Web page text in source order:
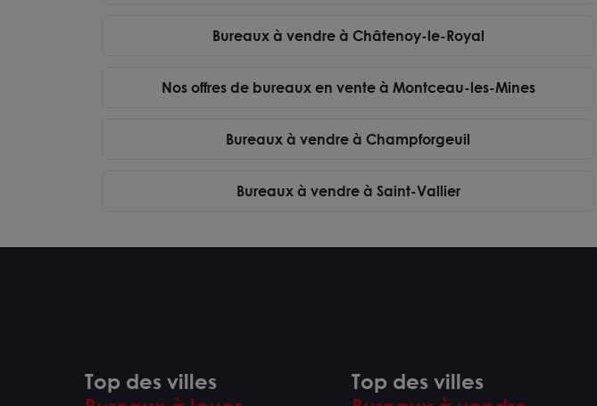
?
Bureaux à vendre à Châtenoy-le-Royal
Nos offres de bureaux en vente à Montceau-les-Mines
Bureaux à vendre à Champforgeuil
Bureaux à vendre à Saint-Vallier
Top des villes
Top des villes